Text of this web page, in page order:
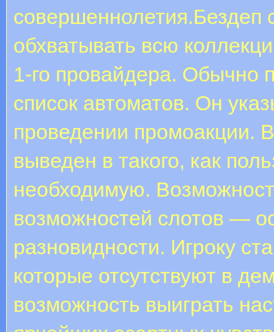
обхватывать всю
1-го провайдера. Обычно
список автоматов. Он
проведении промоакции.
выведен в такого, как
необходимую.
возможностей слотов —
разновидности. Игроку
которые отсутствуют в
возможность выиграть